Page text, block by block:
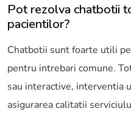
Pot rezolva chatbotii
pacientilor?
Chatbotii sunt foarte utili
pentru intrebari comune.
sau interactive, interventia
asigurarea calitatii